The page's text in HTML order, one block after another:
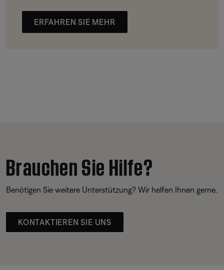
ERFAHREN SIE MEHR
Brauchen Sie Hilfe?
Benötigen Sie weitere Unterstützung? Wir helfen Ihnen gerne.
KONTAKTIEREN SIE UNS